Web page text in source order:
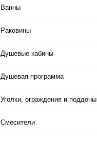
Ванны
Раковины
Душевые кабины
Душевая программа
Уголки, ограждения и поддоны
Смесители